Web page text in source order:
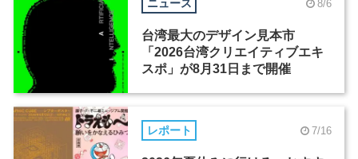
ニュース 8/6
台湾最大のデザイン見本市
「2026台湾クリエイティブエキ
スポ」が8月31日まで開催
レポート 7/16